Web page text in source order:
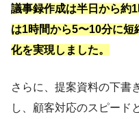
議事録作成は半日から約
は1時間から5〜10分に
化を実現しました。
さらに、提案資料の下書
し、顧客対応のスピード